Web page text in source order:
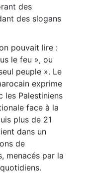
des
des slogans
pouvait lire :
le feu », ou
peuple ». Le
exprime
les Palestiniens
face à la
plus de 21
dans un
de
menacés par la